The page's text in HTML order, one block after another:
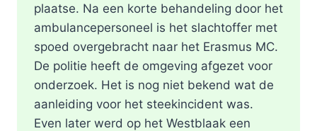
plaatse. Na een korte behandeling door het
ambulancepersoneel is het slachtoffer met
spoed overgebracht naar het Erasmus MC.
De politie heeft de omgeving afgezet voor
onderzoek. Het is nog niet bekend wat de
aanleiding voor het steekincident was.
Even later werd op het Westblaak een